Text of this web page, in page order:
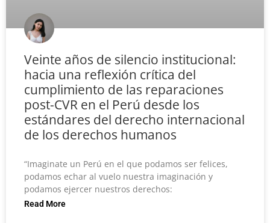
Veinte años de silencio institucional:
hacia una reflexión crítica del
cumplimiento de las reparaciones
post-CVR en el Perú desde los
estándares del derecho internacional
de los derechos humanos
“Imaginate un Perú en el que podamos ser felices,
podamos echar al vuelo nuestra imaginación y
podamos ejercer nuestros derechos:
Read More